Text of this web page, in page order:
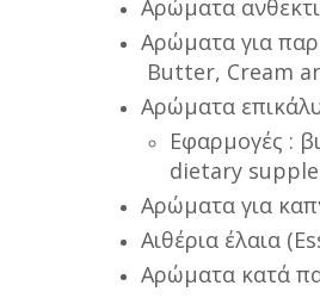
Αρώματα
Αρώματα για
Butter, Cream
Αρώματα
Εφαρμογές :
dietary
Αρώματα για
Αιθέρια έλαια
Αρώματα κατά